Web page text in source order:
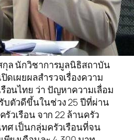
ล นักวิชาการมูลนิธิสถาบัน
ดเผยผลสำรวจเรื่องความ
อนไทย ว่า ปัญหาความเลื่อม
บตัวดีขึ้นในช่วง 25 ปีที่ผ่าน
รัวเรือน จาก 22 ล้านครัว
ศ เป็นกลุ่มครัวเรือนที่จน